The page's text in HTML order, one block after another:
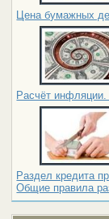
Цена бумажных
Расчёт
Раздел кредита
Общие правила